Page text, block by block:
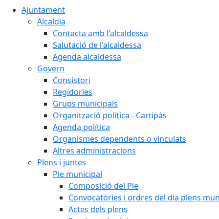
Ajuntament
Alcaldia
Contacta amb l'alcaldessa
Salutació de l'alcaldessa
Agenda alcaldessa
Govern
Consistori
Regidories
Grups municipals
Organització política - Cartipàs
Agenda política
Organismes dependents o vinculats
Altres administracions
Plens i juntes
Ple municipal
Composició del Ple
Convocatòries i ordres del dia plens
Actes dels plens